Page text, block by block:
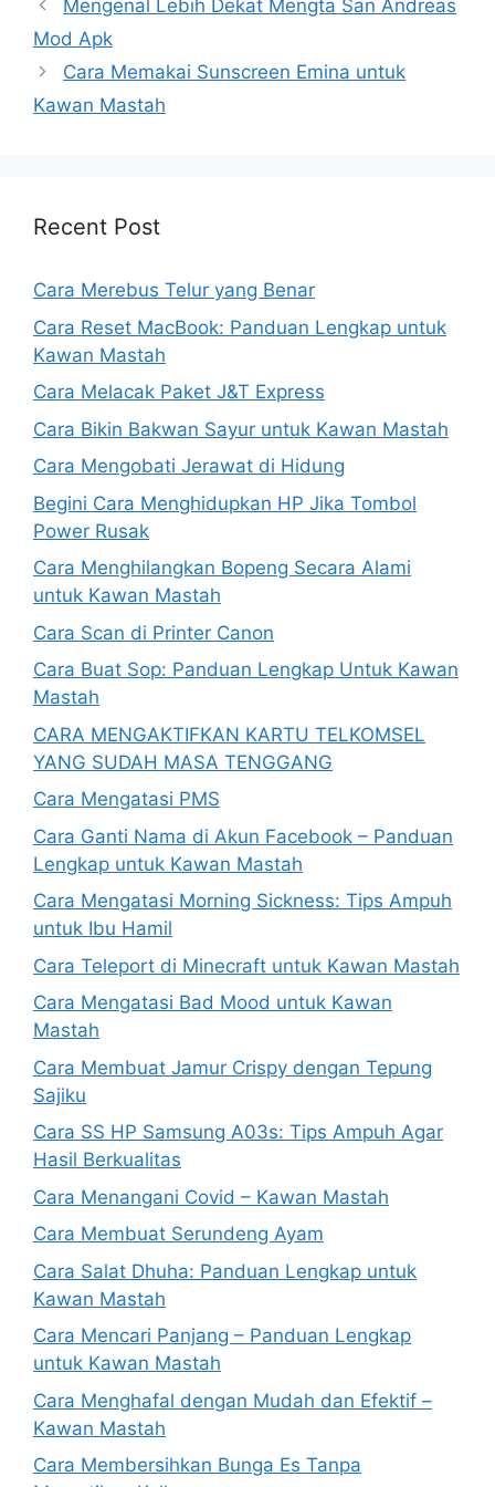
Mengenal Lebih Dekat Mengta San Andreas
Mod Apk
Cara Memakai Sunscreen Emina untuk
Kawan Mastah
Recent Post
Cara Merebus Telur yang Benar
Cara Reset MacBook: Panduan Lengkap untuk
Kawan Mastah
Cara Melacak Paket J&T Express
Cara Bikin Bakwan Sayur untuk Kawan Mastah
Cara Mengobati Jerawat di Hidung
Begini Cara Menghidupkan HP Jika Tombol
Power Rusak
Cara Menghilangkan Bopeng Secara Alami
untuk Kawan Mastah
Cara Scan di Printer Canon
Cara Buat Sop: Panduan Lengkap Untuk Kawan
Mastah
CARA MENGAKTIFKAN KARTU TELKOMSEL
YANG SUDAH MASA TENGGANG
Cara Mengatasi PMS
Cara Ganti Nama di Akun Facebook – Panduan
Lengkap untuk Kawan Mastah
Cara Mengatasi Morning Sickness: Tips Ampuh
untuk Ibu Hamil
Cara Teleport di Minecraft untuk Kawan Mastah
Cara Mengatasi Bad Mood untuk Kawan
Mastah
Cara Membuat Jamur Crispy dengan Tepung
Sajiku
Cara SS HP Samsung A03s: Tips Ampuh Agar
Hasil Berkualitas
Cara Menangani Covid – Kawan Mastah
Cara Membuat Serundeng Ayam
Cara Salat Dhuha: Panduan Lengkap untuk
Kawan Mastah
Cara Mencari Panjang – Panduan Lengkap
untuk Kawan Mastah
Cara Menghafal dengan Mudah dan Efektif –
Kawan Mastah
Cara Membersihkan Bunga Es Tanpa